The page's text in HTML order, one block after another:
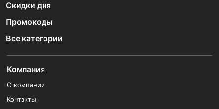
Скидки дня
Промокоды
Все категории
Компания
О компании
Контакты